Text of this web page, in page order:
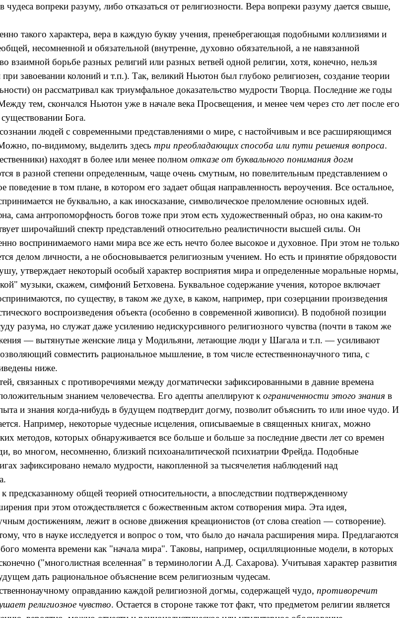
вопреки разуму, либо отказаться от религиозности. Вера вопреки разуму дается свыше,
такого характера, вера в каждую букву учения, пренебрегающая подобными коллизиями и
несомненной и обязательной (внутренне, духовно обязательной, а не навязанной
взаимной борьбе разных религий или разных ветвей одной религии, хотя, конечно, нельзя
завоевании колоний и т.п.). Так, великий Ньютон был глубоко религиозен, создание теории
он рассматривал как триумфальное доказательство мудрости Творца. Последние же годы
тем, скончался Ньютон уже в начале века Просвещения, и менее чем через сто лет после его
Бога.
людей с современными представлениями о мире, с настойчивым и все расширяющимся
по-видимому, выделить здесь три преобладающих способа или пути решения вопроса.
находят в более или менее полном отказе от буквального понимания догм
в разной степени определенным, чаще очень смутным, но повелительным представлением о
в том плане, в котором его задает общая направленность вероучения. Все остальное,
не буквально, а как иносказание, символическое преломление основных идей.
сама антропоморфность богов тоже при этом есть художественный образ, но она каким-то
широчайший спектр представлений относительно реалистичности высшей силы. Он
воспринимаемого нами мира все же есть нечто более высокое и духовное. При этом не только
делом личности, а не обосновывается религиозным учением. Но есть и принятие обрядовости
утверждает некоторый особый характер восприятия мира и определенные моральные нормы,
музыки, скажем, симфоний Бетховена. Буквальное содержание учения, которое включает
по существу, в таком же духе, в каком, например, при созерцании произведения
воспроизведения объекта (особенно в современной живописи). В подобной позиции
разума, но служат даже усилению недискурсивного религиозного чувства (почти в таком же
— вытянутые женские лица у Модильяни, летающие люди у Шагала и т.п. — усиливают
совместить рациональное мышление, в том числе естественнонаучного типа, с
ниже.
связанных с противоречиями между догматически зафиксированными в давние времена
знанием человечества. Его адепты апеллируют к ограниченности этого знания в
и знания когда-нибудь в будущем подтвердит догму, позволит объяснить то или иное чудо. И
Например, некоторые чудесные исцеления, описываемые в священных книгах, можно
методов, которых обнаруживается все больше и больше за последние двести лет со времен
многом, несомненно, близкий психоаналитической психиатрии Фрейда. Подобные
зафиксировано немало мудрости, накопленной за тысячелетия наблюдений над
общей теорией относительности, а впоследствии подтвержденному
при этом отождествляется с божественным актом сотворения мира. Эта идея,
достижениям, лежит в основе движения креационистов (от слова creation — сотворение).
что в науке исследуется и вопрос о том, что было до начала расширения мира. Предлагаются
момента времени как "начала мира". Таковы, например, осцилляционные модели, в которых
("многолистная вселенная" в терминологии А.Д. Сахарова). Учитывая характер развития
дать рациональное объяснение всем религиозным чудесам.
оправданию каждой религиозной догмы, содержащей чудо, противоречит
религиозное чувство. Остается в стороне также тот факт, что предметом религии является